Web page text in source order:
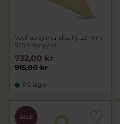
Vedhæng murske, hj. 23 mm.
925 s. forgyldt
915,00 kr
732,00 kr
På lager
SALE